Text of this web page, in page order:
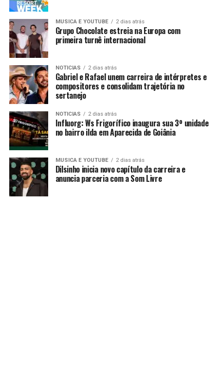
MUSICA E YOUTUBE 2 dias atrás
Grupo Chocolate estreia na Europa com
primeira turnê internacional
NOTICIAS 2 dias atrás
Gabriel e Rafael unem carreira de intérpretes e
compositores e consolidam trajetória no
sertanejo
NOTICIAS 2 dias atrás
Influorg: Ws Frigorífico inaugura sua 3º unidade
no bairro ilda em Aparecida de Goiânia
MUSICA E YOUTUBE 2 dias atrás
Dilsinho inicia novo capítulo da carreira e
anuncia parceria com a Som Livre